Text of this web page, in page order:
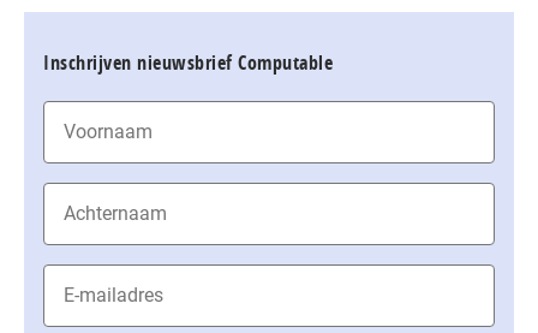
Inschrijven nieuwsbrief Computable